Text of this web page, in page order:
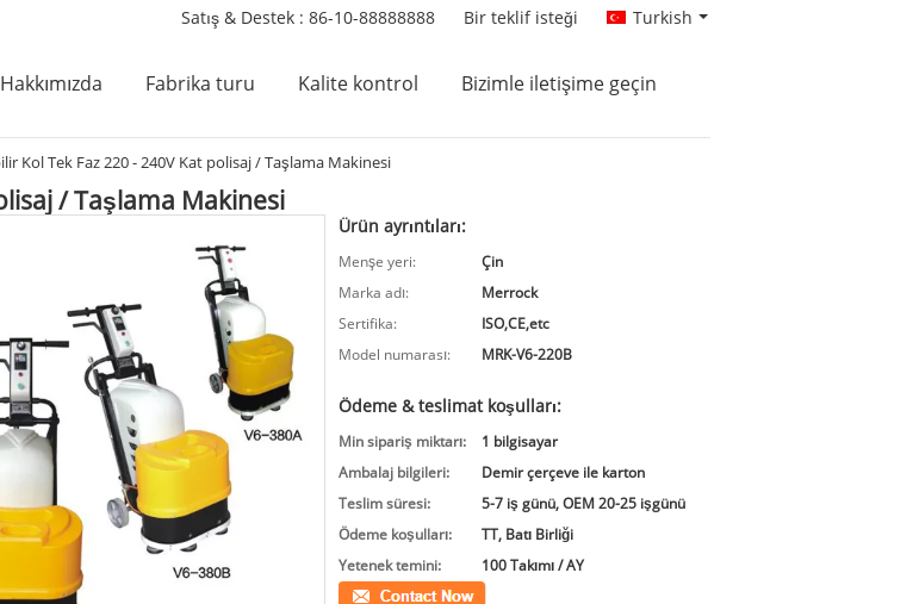
Satış & Destek : 86-10-88888888 Bir teklif isteği Turkish
Hakkımızda Fabrika turu Kalite kontrol Bizimle iletişime geçin
Kol Tek Faz 220 - 240V Kat polisaj / Taşlama Makinesi
/ Taşlama Makinesi
Ürün ayrıntıları:
Menşe yeri:
Çin
Marka adı:
Merrock
Sertifika:
ISO,CE,etc
Model numarası:
MRK-V6-220B
Ödeme & teslimat koşulları:
Min sipariş miktarı:
1 bilgisayar
Ambalaj bilgileri:
Demir çerçeve ile karton
Teslim süresi:
5-7 iş günü, OEM 20-25 işgünü
Ödeme koşulları:
TT, Batı Birliği
Yetenek temini:
100 Takımı / AY
İletişim